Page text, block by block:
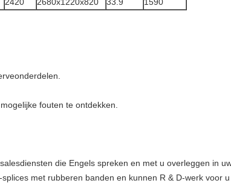
fouten te ontdekken.
die Engels spreken en met u overleggen in
met rubberen banden en kunnen R & D-werk voor